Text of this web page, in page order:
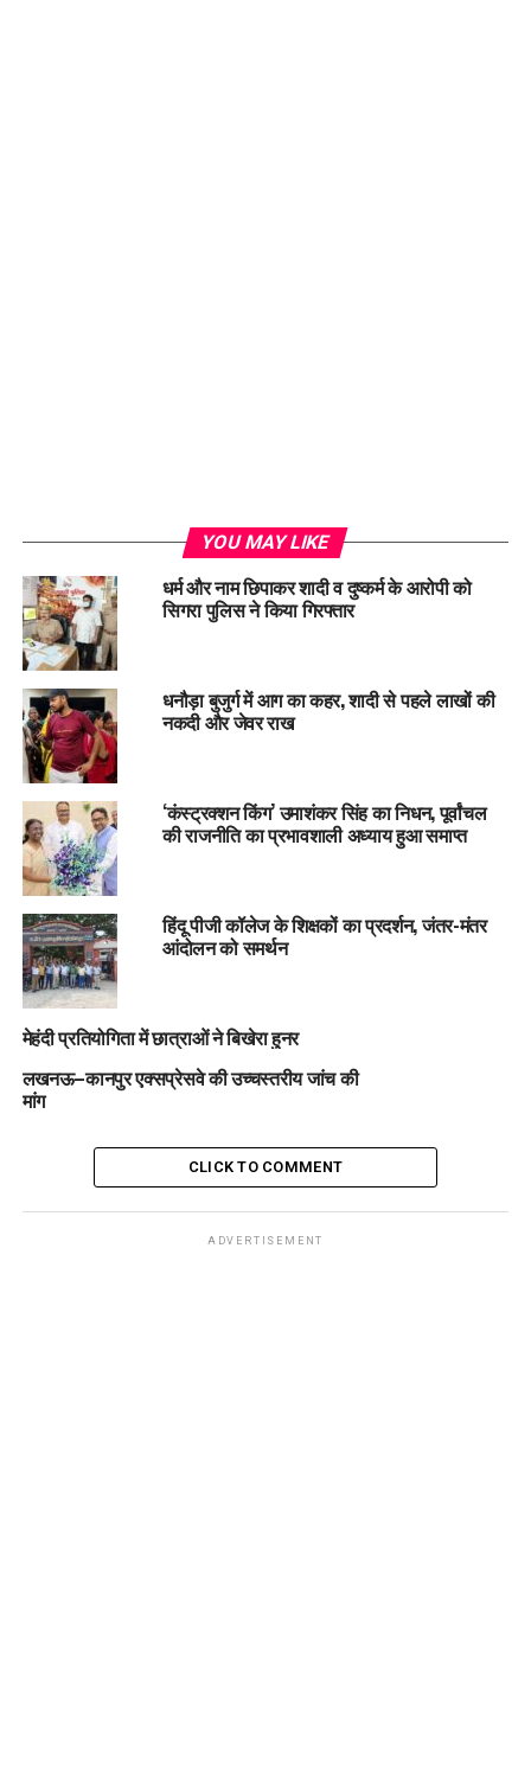
YOU MAY LIKE
धर्म और नाम छिपाकर शादी व दुष्कर्म के आरोपी को
सिगरा पुलिस ने किया गिरफ्तार
धनौड़ा बुजुर्ग में आग का कहर, शादी से पहले लाखों की
नकदी और जेवर राख
‘कंस्ट्रक्शन किंग’ उमाशंकर सिंह का निधन, पूर्वांचल
की राजनीति का प्रभावशाली अध्याय हुआ समाप्त
हिंदू पीजी कॉलेज के शिक्षकों का प्रदर्शन, जंतर-मंतर
आंदोलन को समर्थन
मेहंदी प्रतियोगिता में छात्राओं ने बिखेरा हुनर
लखनऊ–कानपुर एक्सप्रेसवे की उच्चस्तरीय जांच की
मांग
CLICK TO COMMENT
ADVERTISEMENT